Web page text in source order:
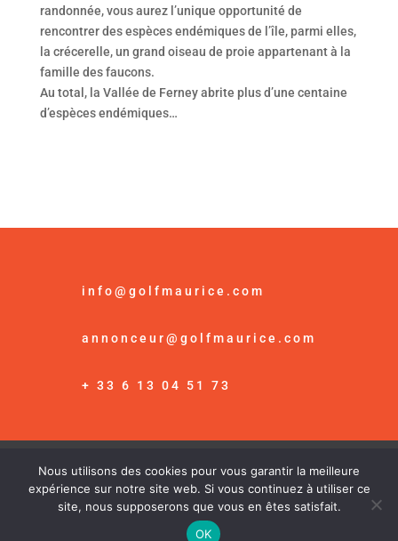
randonnée, vous aurez l’unique opportunité de
rencontrer des espèces endémiques de l’île, parmi elles,
la crécerelle, un grand oiseau de proie appartenant à la
famille des faucons.
Au total, la Vallée de Ferney abrite plus d’une centaine
d’espèces endémiques…
info@golfmaurice.com
annonceur@golfmaurice.com
+ 33 6 13 04 51 73
© Golf Maurice /Mention Légales
Nous utilisons des cookies pour vous garantir la meilleure
expérience sur notre site web. Si vous continuez à utiliser ce
site, nous supposerons que vous en êtes satisfait.
OK